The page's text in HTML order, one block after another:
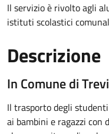
Il servizio è rivolto agli
istituti scolastici
Descrizione
In Comune di
Il trasporto degli
ai bambini e ragazzi con